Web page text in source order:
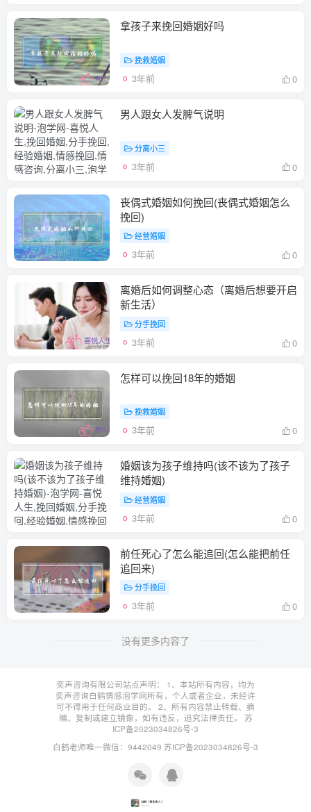
拿孩子来挽回婚姻好吗
挽救婚姻
3年前 0
男人跟女人发脾气说明
分离小三
3年前 0
丧偶式婚姻如何挽回(丧偶式婚姻怎么
挽回)
经营婚姻
3年前 0
离婚后如何调整心态（离婚后想要开启
新生活）
分手挽回
3年前 0
怎样可以挽回18年的婚姻
挽救婚姻
3年前 0
婚姻该为孩子维持吗(该不该为了孩子
维持婚姻)
经营婚姻
3年前 0
前任死心了怎么能追回(怎么能把前任
追回来)
分手挽回
3年前 0
没有更多内容了
奕声咨询有限公司站点声明： 1、本站所有内容，均为
奕声咨询白鹤情感泡学网所有，个人或者企业，未经许
可不得用于任何商业目的。 2、所有内容禁止转载、摘
编、复制或建立镜像，如有违反，追究法律责任。 苏
ICP备2023034826号-3
白鹤老师唯一微信：9442049 苏ICP备2023034826号-3